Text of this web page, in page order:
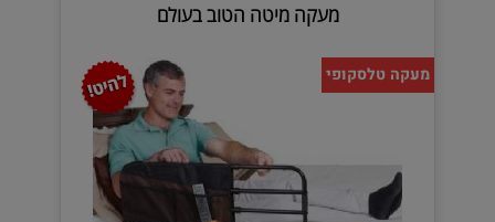
מעקה מיטה הטוב בעולם
מעקה טלסקופי